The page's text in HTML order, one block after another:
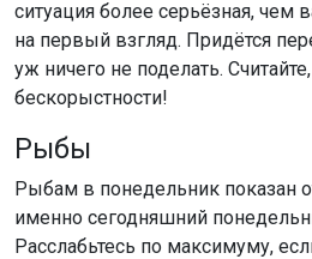
ситуация более серьёзная, чем
на первый взгляд. Придётся
уж ничего не поделать.
бескорыстности!
Рыбы
Рыбам в понедельник показан
именно сегодняшний
Расслабьтесь по максимуму,